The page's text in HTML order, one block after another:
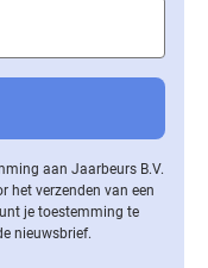
aan Jaarbeurs B.V.
het verzenden van een
je toestemming te
nieuwsbrief.